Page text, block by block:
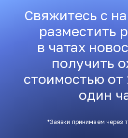
Свяжитесь с
разместить
в чатах
получить
стоимостью от
один
*Заявки принимаем через